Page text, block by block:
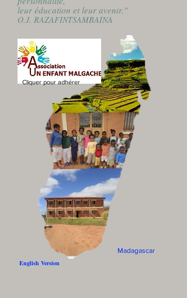
leur éducation et leur avenir."
O.J. RAZAFINTSAMBAINA
Madagascar
Cliquer pour adhérer
English Version